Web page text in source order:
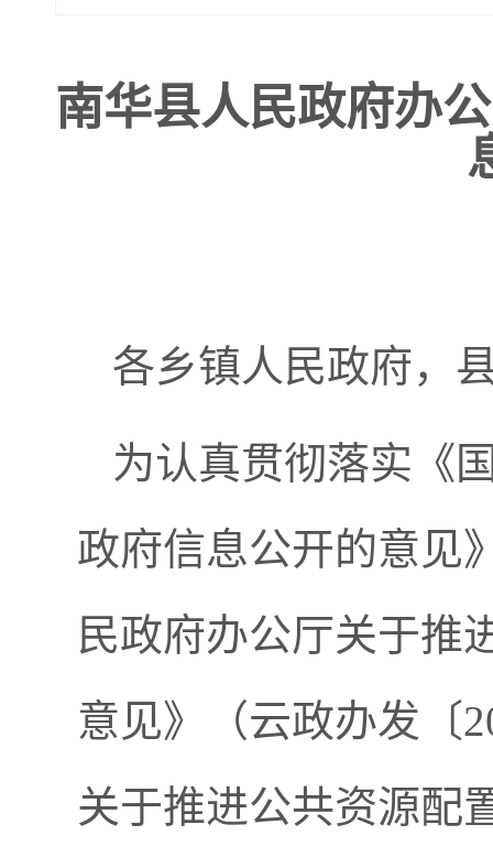
南华县人民政府办
各乡镇人民政府，
为认真贯彻落实《
政府信息公开的意见
民政府办公厅关于推
意见》（云政办发〔
关于推进公共资源配